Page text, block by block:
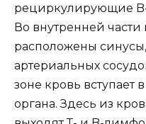
рециркулирующие
Во внутренней части
расположены синусы,
артериальных
зоне кровь вступает
органа. Здесь из